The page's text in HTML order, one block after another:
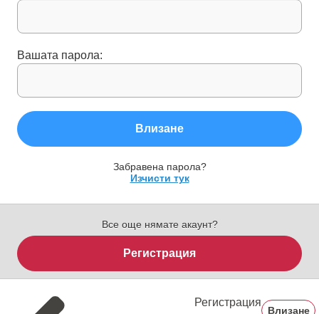
Вашата парола:
Влизане
Забравена парола?
Изчисти тук
Все още нямате акаунт?
Регистрация
Регистрация
Влизане